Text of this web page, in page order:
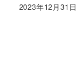
投稿日
2023年12月31日